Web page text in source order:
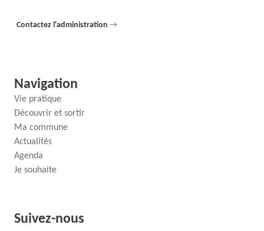
Contactez l'administration →
Navigation
Vie pratique
Découvrir et sortir
Ma commune
Actualités
Agenda
Je souhaite
Suivez-nous